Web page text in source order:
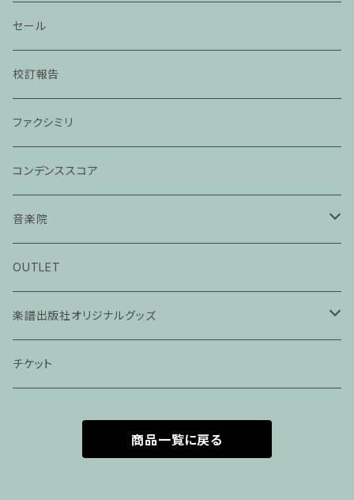
セール
校訂報告
ファクシミリ
コンデンススコア
音楽院
ピアノ科３０分レッスン
ピアノ科４５分レッスン
家族割プラン
家族割適用プラン2
声楽ピアノ４５分レッスン
OUTLET
楽譜出版社オリジナルグッズ
アパレル
チケット
商品一覧に戻る